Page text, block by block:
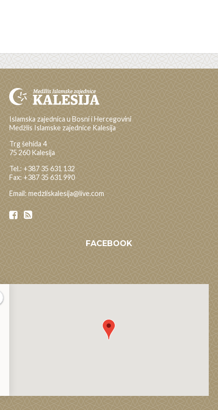
Islamska zajednica u Bosni i Hercegovini
Medžlis Islamske zajednice Kalesija
Trg šehida 4
75 260 Kalesija
Tel.: +387 35 631 132
Fax: +387 35 631 990
Email: medzliskalesija@live.com
FACEBOOK